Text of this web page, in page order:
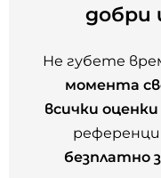
добри
Не губете
момента
всички
безплатно